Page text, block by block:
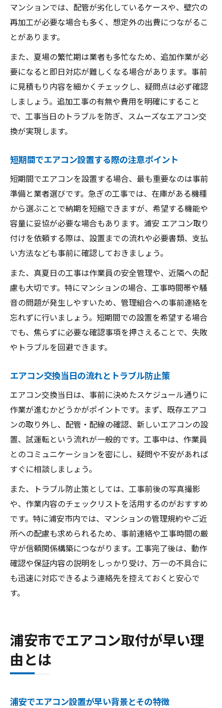
マンションでは、配管が劣化しているケースや、壁穴の
再加工が必要な場合も多く、想定外の出費につながるこ
とがあります。
また、夏場の繁忙期は業者も多忙なため、追加作業が必
要になると即日対応が難しくなる場合があります。事前
に見積もり内容を細かくチェックし、疑問点は必ず確認
しましょう。追加工事の有無や費用を明確にすること
で、工事当日のトラブルを防ぎ、スムーズなエアコン交
換が実現します。
短期間でエアコン設置する際の注意ポイント
短期間でエアコンを設置する場合、最も重要なのは事前
準備と業者選びです。急ぎの工事では、在庫がある機種
から選ぶことで納期を短縮できますが、希望する機能や
容量に妥協が必要な場合もあります。浦安 エアコン取り
付けを依頼する際は、設置までの流れや必要書類、支払
い方法なども事前に確認しておきましょう。
また、真夏日の工事は作業員の安全管理や、近隣への配
慮も大切です。特にマンションの場合、工事時間帯や騒
音の問題が発生しやすいため、管理組合への事前連絡を
忘れずに行いましょう。短期間での設置を希望する場合
でも、焦らずに必要な確認事項を押さえることで、失敗
やトラブルを回避できます。
エアコン交換当日の流れとトラブル防止策
エアコン交換当日は、事前に決めたスケジュール通りに
作業が進むかどうかがポイントです。まず、既存エアコ
ンの取り外し、配管・配線の確認、新しいエアコンの設
置、試運転という流れが一般的です。工事中は、作業員
とのコミュニケーションを密にし、疑問や不安があれば
すぐに相談しましょう。
また、トラブル防止策としては、工事前後の写真撮影
や、作業内容のチェックリストを活用するのがおすすめ
です。特に浦安市内では、マンションの管理規約やご近
所への配慮も求められるため、事前連絡や工事時間の厳
守が信頼関係構築につながります。工事完了後は、動作
確認や保証内容の説明をしっかり受け、万一の不具合に
も迅速に対応できるよう連絡先を控えておくと安心で
す。
浦安市でエアコン取付が早い理
由とは
浦安でエアコン設置が早い背景とその特徴